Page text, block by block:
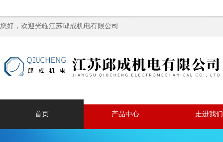
您好，欢迎光临江苏邱成机电有限公司
首页 产品中心 走进我们